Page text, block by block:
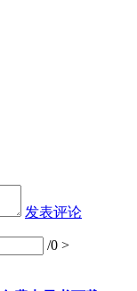
发表评论
/0 >